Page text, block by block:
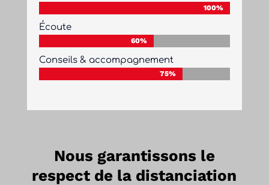
100%
100%
Écoute
60%
60%
Conseils & accompagnement
75%
75%
Nous garantissons le
respect de la distanciation